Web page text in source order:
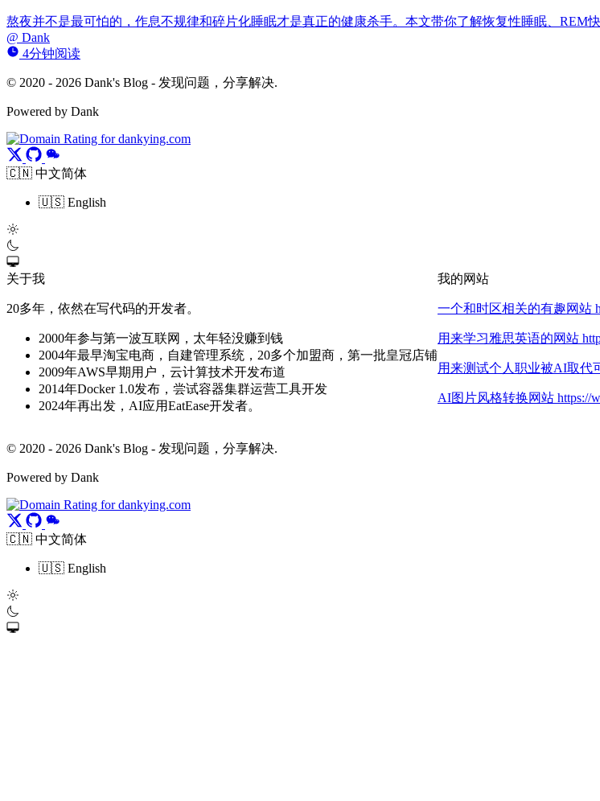
熬夜并不是最可怕的，作息不规律和碎片化睡眠才是真正的健康杀手。本文带你了解恢复性睡眠、
@ Dank
4分钟阅读
© 2020 - 2026 Dank's Blog - 发现问题，分享解决.
Powered by Dank
🇨🇳 中文简体
🇺🇸 English
关于我
20多年，依然在写代码的开发者。
2000年参与第一波互联网，太年轻没赚到钱
2004年最早淘宝电商，自建管理系统，20多个加盟商，第一批皇冠店铺
2009年AWS早期用户，云计算技术开发布道
2014年Docker 1.0发布，尝试容器集群运营工具开发
2024年再出发，AI应用EatEase开发者。
我的网站
一个和时区相关的有趣网站
用来学习雅思英语的网站
用来测试个人职业被AI取代
AI图片风格转换网站 https://
© 2020 - 2026 Dank's Blog - 发现问题，分享解决.
Powered by Dank
🇨🇳 中文简体
🇺🇸 English